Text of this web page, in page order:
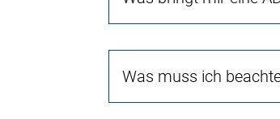
Was muss ich